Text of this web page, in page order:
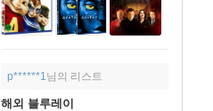
p******1님의 리스트
해외 블루레이